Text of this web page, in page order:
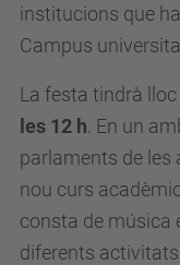
institucions que
Campus
La festa tindrà lloc
les 12 h . En un
parlaments de les
nou curs
consta de música
diferents